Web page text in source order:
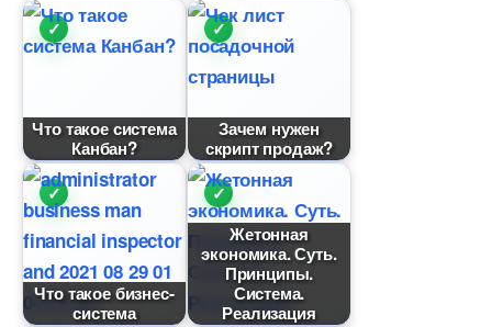
Что такое система
Канбан?
Зачем нужен
скрипт продаж?
Что такое бизнес-
система
Жетонная
экономика. Суть.
Принципы.
Система.
Реализация